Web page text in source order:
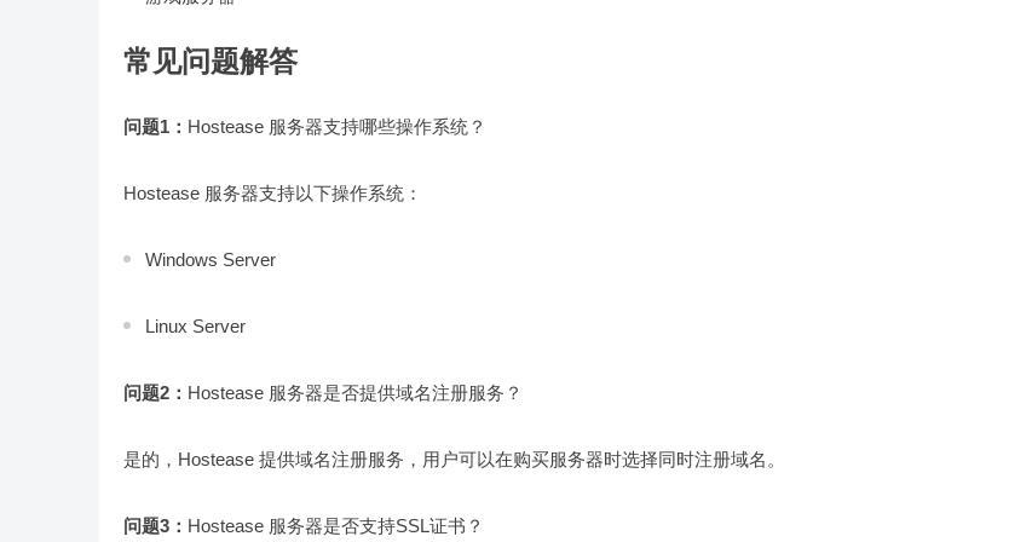
常见问题解答
问题1： Hostease 服务器支持哪些操作系统？
Hostease 服务器支持以下操作系统：
Windows Server
Linux Server
问题2： Hostease 服务器是否提供域名注册服务？
是的，Hostease 提供域名注册服务，用户可以在购买服务器时选择同时注册域名。
问题3： Hostease 服务器是否支持SSL证书？